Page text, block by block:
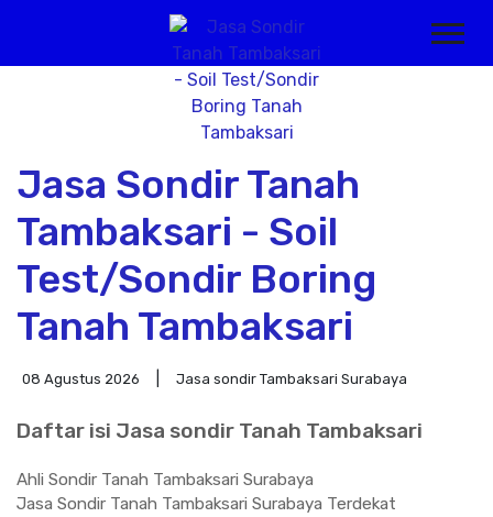
Jasa Sondir Tanah
Tambaksari - Soil
Test/Sondir Boring
Tanah Tambaksari
08 Agustus 2026 Jasa sondir Tambaksari Surabaya
Daftar isi Jasa sondir Tanah Tambaksari
Ahli Sondir Tanah Tambaksari Surabaya
Jasa Sondir Tanah Tambaksari Surabaya Terdekat